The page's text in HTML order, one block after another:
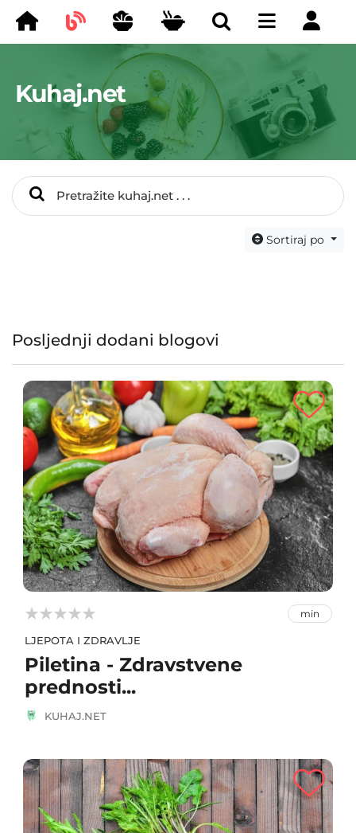
Kuhaj.net
Sortiraj po
Posljednji dodani blogovi


 min
LJEPOTA I ZDRAVLJE
Piletina - Zdravstvene
prednosti...
KUHAJ.NET